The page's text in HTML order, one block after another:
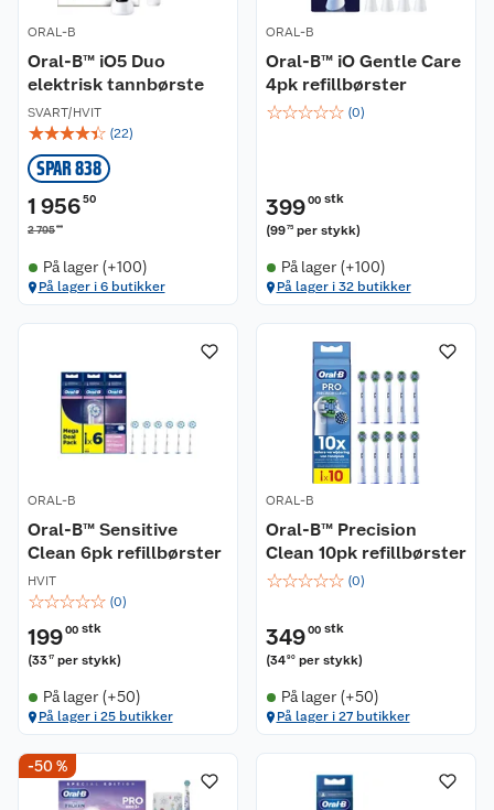
ORAL-B
Oral-B™ iO5 Duo
elektrisk tannbørste
SVART/HVIT
☆☆☆☆☆ (22)
SPAR 838
1 95650
2 79500
På lager (+100)
På lager i 6 butikker
ORAL-B
Oral-B™ iO Gentle Care
4pk refillbørster
☆☆☆☆☆ (0)
39900 stk
(9975 per stykk)
På lager (+100)
På lager i 32 butikker
ORAL-B
Oral-B™ Sensitive
Clean 6pk refillbørster
HVIT
☆☆☆☆☆ (0)
19900 stk
(3317 per stykk)
På lager (+50)
På lager i 25 butikker
ORAL-B
Oral-B™ Precision
Clean 10pk refillbørster
☆☆☆☆☆ (0)
34900 stk
(3490 per stykk)
På lager (+50)
På lager i 27 butikker
-50 %